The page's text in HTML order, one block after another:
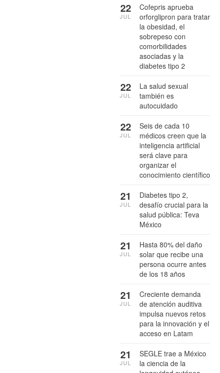
Cofepris aprueba
orforglipron para tratar
la obesidad, el
sobrepeso con
comorbilidades
asociadas y la
diabetes tipo 2
22
JUL
La salud sexual
también es
autocuidado
22
JUL
Seis de cada 10
médicos creen que la
inteligencia artificial
será clave para
organizar el
conocimiento científico
22
JUL
Diabetes tipo 2,
desafío crucial para la
salud pública: Teva
México
21
JUL
Hasta 80% del daño
solar que recibe una
persona ocurre antes
de los 18 años
21
JUL
Creciente demanda
de atención auditiva
impulsa nuevos retos
para la innovación y el
acceso en Latam
21
JUL
SEGLE trae a México
la ciencia de la
21
JUL